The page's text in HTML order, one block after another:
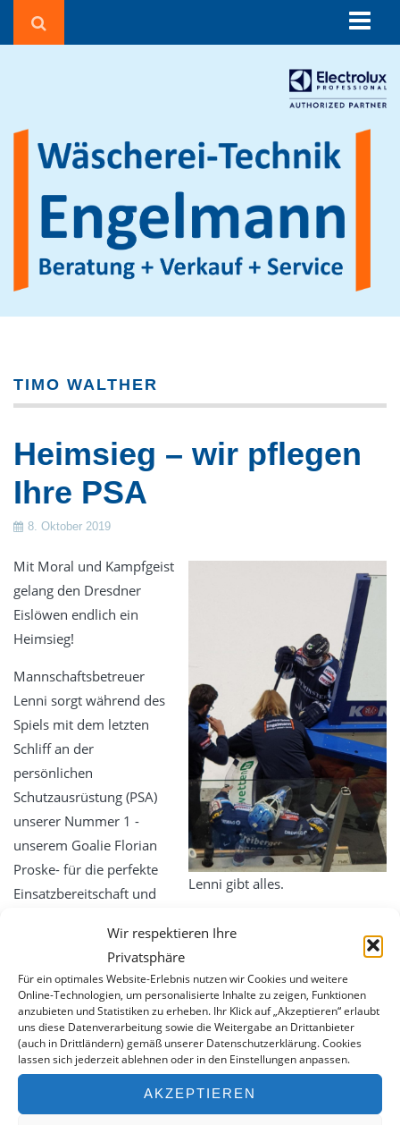
Wir respektieren Ihre
Privatsphäre
Für ein optimales Website-Erlebnis nutzen wir Cookies und weitere
Online-Technologien, um personalisierte Inhalte zu zeigen, Funktionen
anzubieten und Statistiken zu erheben. Ihr Klick auf „Akzeptieren“ erlaubt
uns diese Datenverarbeitung sowie die Weitergabe an Drittanbieter
(auch in Drittländern) gemäß unserer Datenschutzerklärung. Cookies
lassen sich jederzeit ablehnen oder in den Einstellungen anpassen.
AKZEPTIEREN
Wäschereien und Textilreinigungen
Gebäudereiniger
Hotels & Pensionen
Sportvereine
Beauty, Fitness & Wellness
Verkauf
Frontlade-Waschmaschinen
Trockenschränke
Wäschemangeln
Finishgeräte
Wäschekennzeichnung
Luftdesinfektion durch UV-Strahlung
Gebrauchte Wäschereitechnik
Essentia -Wartungsverträge
MBKU
UVV VDE
expertenTREFF PSA
expertenTREFF CARE
Grundlehrgang Lagoon Advance Care
Grundlehrgang Wäscherei
Datenschutz
TIMO WALTHER
Heimsieg – wir pflegen
Ihre PSA
8. Oktober 2019
Lenni gibt alles.
Mit Moral und Kampfgeist
gelang den Dresdner
Eislöwen endlich ein
Heimsieg!
Mannschaftsbetreuer
Lenni sorgt während des
Spiels mit dem letzten
Schliff an der
persönlichen
Schutzausrüstung (PSA)
unserer Nummer 1 -
unserem Goalie Florian
Proske- für die perfekte
Einsatzbereitschaft und
WERKSTATTGEPRÜFT – 2. HAND
Eine Auswahl an verfügbaren Gebrauchtgeräten finden Sie
hier.